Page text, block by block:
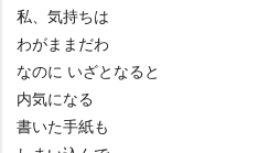
私、気持ちは
わがままだわ
なのに いざとなると
内気になる
書いた手紙も